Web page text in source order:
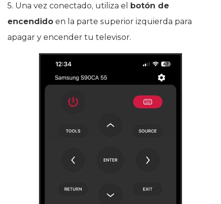
5. Una vez conectado, utiliza el botón de
encendido en la parte superior izquierda para
apagar y encender tu televisor.